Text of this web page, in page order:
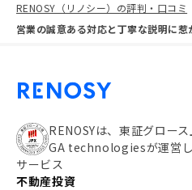
RENOSY（リノシー）の評判・口コミ
営業の誠意ある対応と丁寧な説明に惹
RENOSYは、東証グロー
GA technologiesが運営し
サービス
不動産投資